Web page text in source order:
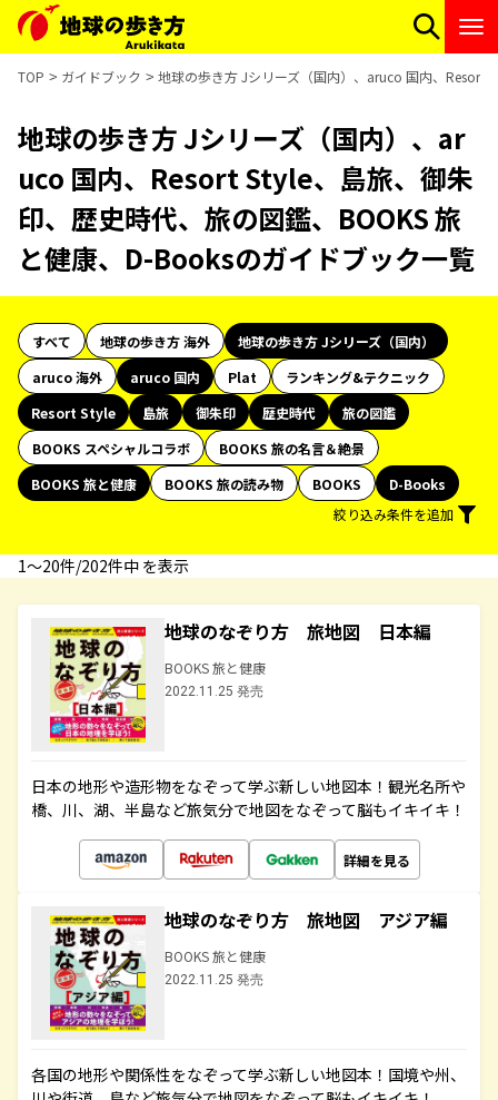
TOP ガイドブック 地球の歩き方 Jシリーズ（国内）、aruco 国内、Resort
地球の歩き方 Jシリーズ（国内）、ar
uco 国内、Resort Style、島旅、御朱
印、歴史時代、旅の図鑑、BOOKS 旅
と健康、D-Booksのガイドブック一覧
すべて 地球の歩き方 海外
地球の歩き方 Jシリーズ（国内）
aruco 海外
aruco 国内 Plat
ランキング&テクニック
Resort Style
島旅 御朱印 歴史時代
旅の図鑑
BOOKS スペシャルコラボ
BOOKS 旅の名言＆絶景
BOOKS 旅と健康
BOOKS 旅の読み物 BOOKS
D-Books
絞り込み条件を追加
1〜20件/202件中 を表示
地球のなぞり方 旅地図 日本編
BOOKS 旅と健康
2022.11.25 発売
日本の地形や造形物をなぞって学ぶ新しい地図本！観光名所や
橋、川、湖、半島など旅気分で地図をなぞって脳もイキイキ！
詳細を見る
地球のなぞり方 旅地図 アジア編
BOOKS 旅と健康
2022.11.25 発売
各国の地形や関係性をなぞって学ぶ新しい地図本！国境や州、